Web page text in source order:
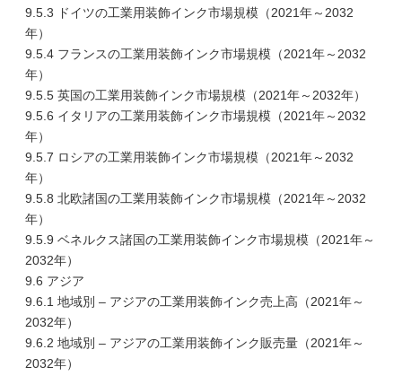
9.5.3 ドイツの工業用装飾インク市場規模（2021年～2032
年）
9.5.4 フランスの工業用装飾インク市場規模（2021年～2032
年）
9.5.5 英国の工業用装飾インク市場規模（2021年～2032年）
9.5.6 イタリアの工業用装飾インク市場規模（2021年～2032
年）
9.5.7 ロシアの工業用装飾インク市場規模（2021年～2032
年）
9.5.8 北欧諸国の工業用装飾インク市場規模（2021年～2032
年）
9.5.9 ベネルクス諸国の工業用装飾インク市場規模（2021年～
2032年）
9.6 アジア
9.6.1 地域別 – アジアの工業用装飾インク売上高（2021年～
2032年）
9.6.2 地域別 – アジアの工業用装飾インク販売量（2021年～
2032年）